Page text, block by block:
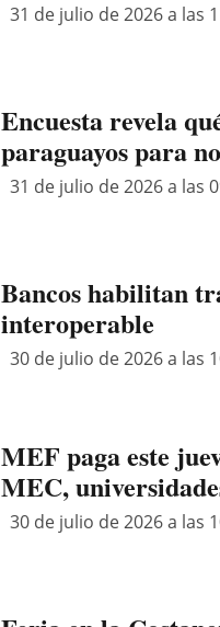
31 de julio de 2026 a las
Encuesta revela
paraguayos para
31 de julio de 2026 a las
Bancos habilitan
interoperable
30 de julio de 2026 a las
MEF paga este
MEC,
30 de julio de 2026 a las